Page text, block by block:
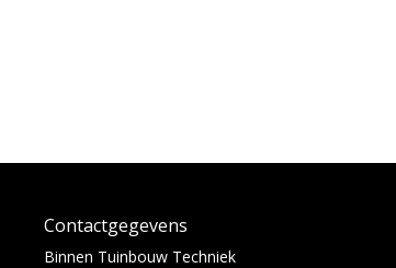
Contactgegevens
Binnen Tuinbouw Techniek